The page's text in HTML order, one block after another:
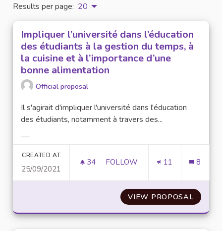
Results per page: 20
Impliquer l’université dans l’éducation
des étudiants à la gestion du temps, à
la cuisine et à l’importance d’une
bonne alimentation
Official proposal
Il s'agirait d'impliquer l'université dans l'éducation
des étudiants, notamment à travers des...
CREATED AT
25/09/2021
34 34 FOLLOWERS
FOLLOW 11 8
VIEW PROPOSAL